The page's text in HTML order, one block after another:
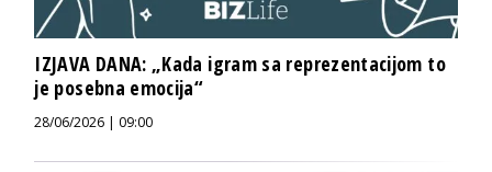
IZJAVA DANA: „Kada igram sa reprezentacijom to
je posebna emocija“
28/06/2026 | 09:00